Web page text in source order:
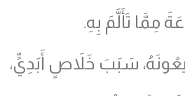
مِمَّا تَأَلَّمَ بِهِ.
سَبَبَ خَلاَصٍ أَبَدِيٍّ،